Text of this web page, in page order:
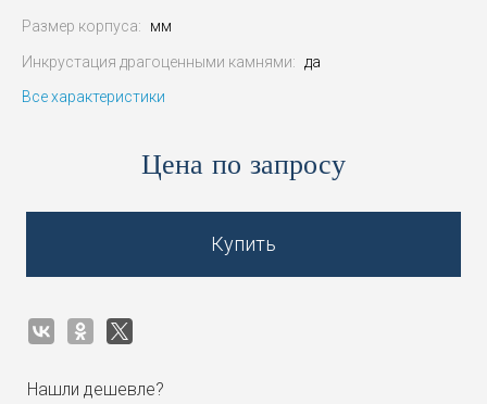
Размер корпуса: мм
Инкрустация драгоценными камнями:
да
Все характеристики
Цена по запросу
Купить
Нашли дешевле?